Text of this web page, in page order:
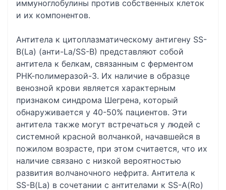
иммуноглобулины против собственных клеток
и их компонентов.
Антитела к цитоплазматическому антигену SS-
B(La) (анти-La/SS-B) представляют собой
антитела к белкам, связанным с ферментом
РНК-полимеразой-3. Их наличие в образце
венозной крови является характерным
признаком синдрома Шегрена, который
обнаруживается у 40-50% пациентов. Эти
антитела также могут встречаться у людей с
системной красной волчанкой, начавшейся в
пожилом возрасте, при этом считается, что их
наличие связано с низкой вероятностью
развития волчаночного нефрита. Антитела к
SS-B(La) в сочетании с антителами к SS-A(Ro)